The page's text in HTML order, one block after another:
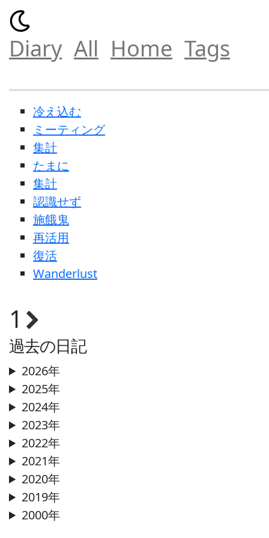
Diary All Home Tags
冷え込む
ミーティング
集計
たまに
集計
認識せず
施餓鬼
再活用
復活
Wanderlust
1
過去の日記
2026年
2025年
2024年
2023年
2022年
2021年
2020年
2019年
2000年